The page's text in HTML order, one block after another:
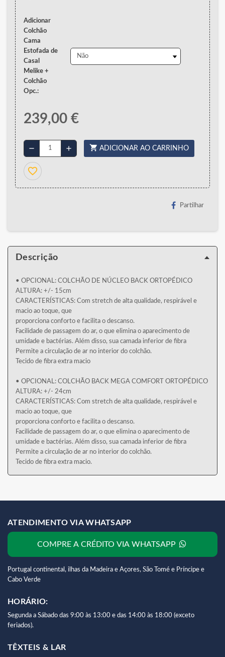
Adicionar
Colchão
Cama
Estofada de
Casal
Melike +
Colchão
Opc.:
239,00 €
remove add shopping_cart ADICIONAR AO CARRINHO
favorite_border
Partilhar
Descrição
• OPCIONAL: COLCHÃO DE NÚCLEO BACK ORTOPÉDICO
ALTURA: +/- 15cm
CARACTERÍSTICAS: Com stretch de alta qualidade, respirável e
macio ao toque, que
proporciona conforto e facilita o descanso.
Facilidade de passagem do ar, o que elimina o aparecimento de
umidade e bactérias. Além disso, sua camada inferior de fibra
Permite a circulação de ar no interior do colchão.
Tecido de fibra extra macio
• OPCIONAL: COLCHÃO BACK MEGA COMFORT ORTOPÉDICO
ALTURA: +/- 24cm
CARACTERÍSTICAS: Com stretch de alta qualidade, respirável e
macio ao toque, que
proporciona conforto e facilita o descanso.
Facilidade de passagem do ar, o que elimina o aparecimento de
umidade e bactérias. Além disso, sua camada inferior de fibra
Permite a circulação de ar no interior do colchão.
Tecido de fibra extra macio.
ATENDIMENTO VIA WHATSAPP
COMPRE A CRÉDITO VIA WHATSAPP
Portugal continental, ilhas da Madeira e Açores, São Tomé e Príncipe e
Cabo Verde
HORÁRIO:
Segunda a Sábado das 9:00 às 13:00 e das 14:00 às 18:00 (exceto
feriados).
TÊXTEIS & LAR